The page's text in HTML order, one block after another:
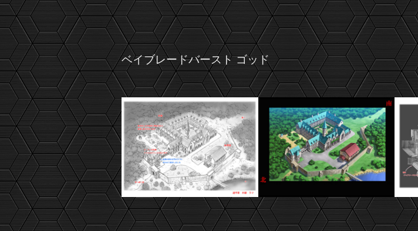
ベイブレードバースト ゴッド